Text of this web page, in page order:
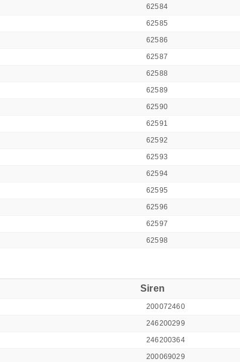
62584
62585
62586
62587
62588
62589
62590
62591
62592
62593
62594
62595
62596
62597
62598
Siren
200072460
246200299
246200364
200069029